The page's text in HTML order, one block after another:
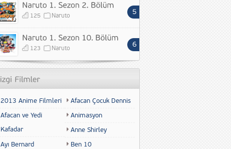
125 Naruto
123 Naruto
2013 Anime Filmleri
Afacan Çocuk Dennis
Afacan ve Yedi
Kafadar
Animasyon
Anne Shirley
Ayı Bernard
Ben 10